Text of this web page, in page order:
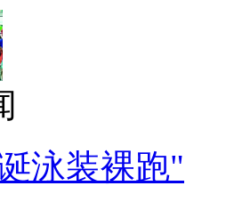
泳装裸跑"